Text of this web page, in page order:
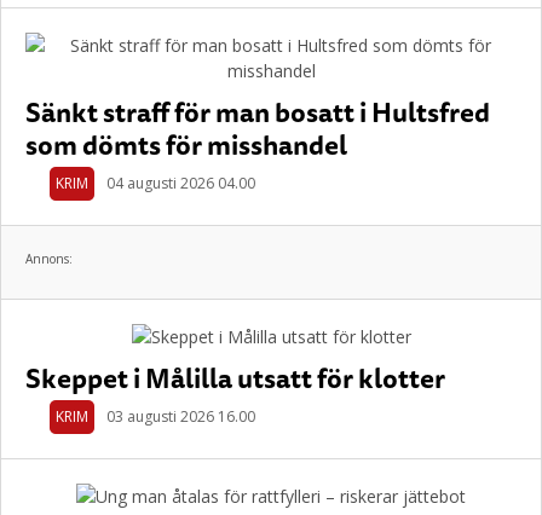
Sänkt straff för man bosatt i Hultsfred
som dömts för misshandel
KRIM 04 augusti 2026 04.00
Annons:
Skeppet i Målilla utsatt för klotter
KRIM 03 augusti 2026 16.00